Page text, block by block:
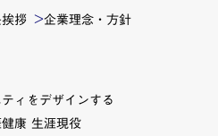
拶 企業理念・方針
ィをデザインする
健康 生涯現役